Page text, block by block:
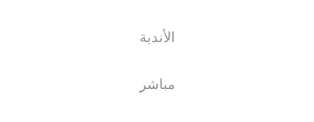
الأندية
مباشر